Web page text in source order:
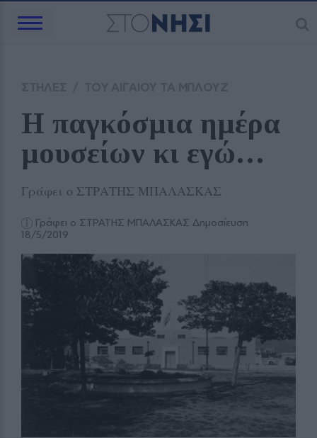
Η παγκόσμια ημέρα
μουσείων κι εγώ…
Γράφει ο ΣΤΡΑΤΗΣ ΜΠAΛΑΣΚΑΣ
Γράφει ο ΣΤΡΑΤΗΣ ΜΠΑΛΑΣΚΑΣ Δημοσίευση
18/5/2019